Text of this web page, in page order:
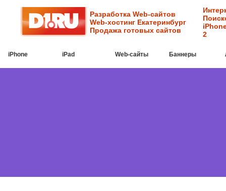
Разработка Web-сайтов
Web-хостинг Екатеринбург
Продажа готовых сайтов
2
iPhone iPad Web-cайты Баннеры